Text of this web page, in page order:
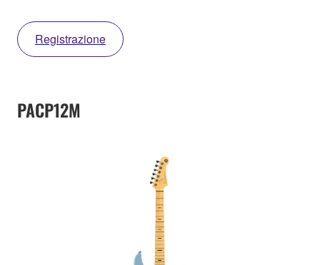
Registrazione
PACP12M